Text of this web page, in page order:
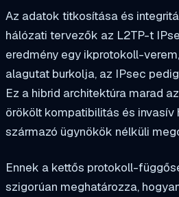
Az adatok titkosítása és
hálózati tervezők az L2TP-t
eredmény egy ikprotokoll-
alagutat burkolja, az IPsec
Ez a hibrid architektúra marad
örökölt kompatibilitás és
származó ügynökök nélküli
Ennek a kettős protokoll-
szigorúan meghatározza,